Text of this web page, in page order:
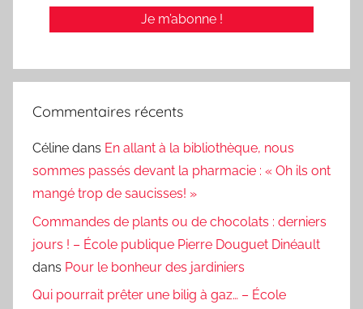
Commentaires récents
Céline dans En allant à la bibliothèque, nous
sommes passés devant la pharmacie : « Oh ils ont
mangé trop de saucisses! »
Commandes de plants ou de chocolats : derniers
jours ! – École publique Pierre Douguet Dinéault
dans Pour le bonheur des jardiniers
Qui pourrait prêter une bilig à gaz… – École